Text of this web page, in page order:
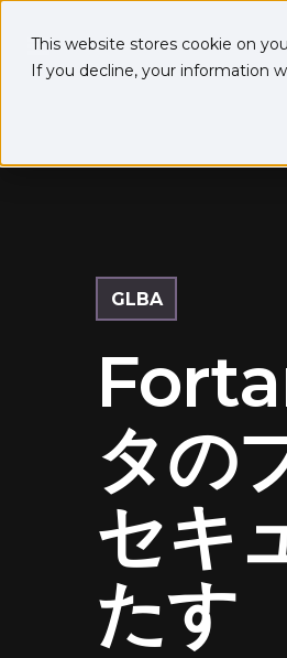
This website stores cookie on
If you decline, your information
GLBA
タの
セキ
たす